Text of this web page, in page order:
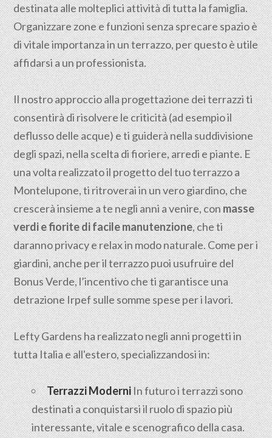
destinata alle molteplici attività di tutta la famiglia.
Organizzare zone e funzioni senza sprecare spazio è
di vitale importanza in un terrazzo, per questo è utile
affidarsi a un professionista.
Il nostro approccio alla progettazione dei terrazzi ti
consentirà di risolvere le criticità (ad esempio il
deflusso delle acque) e ti guiderà nella suddivisione
degli spazi, nella scelta di fioriere, arredi e piante. E
una volta realizzato il progetto del tuo terrazzo a
Montelupone, ti ritroverai in un vero giardino, che
crescerà insieme a te negli anni a venire, conmasse
verdi e fiorite di facile manutenzione, che ti
daranno privacy e relax in modo naturale. Come per i
giardini, anche per il terrazzo puoi usufruire del
Bonus Verde, l’incentivo che ti garantisce una
detrazione Irpef sulle somme spese per i lavori.
Lefty Gardens ha realizzato negli anni progetti in
tutta Italia e all'estero, specializzandosi in:
Terrazzi ModerniIn futuro i terrazzi sono
destinati a conquistarsi il ruolo di spazio più
interessante, vitale e scenografico della casa.